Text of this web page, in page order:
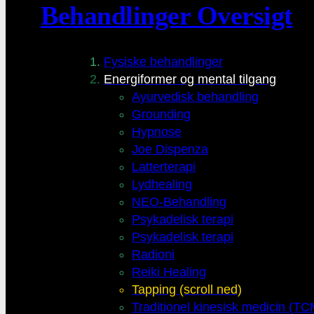
Behandlinger Oversigt
Fysiske behandlinger
Energiformer og mental tilgang
Ayurvedisk behandling
Grounding
Hypnose
Joe Dispenza
Latterterapi
Lydhealing
NEO-Behandling
Psykadelisk terapi
Psykadelisk terapi
Radioni
Reiki Healing
Tapping (scroll ned)
Traditionel kinesisk medicin